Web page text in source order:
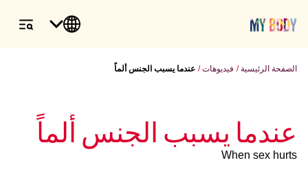
الصفحة الرئيسية فيديوهات عندما يسبب الجنس ألماً
عندما يسبب الجنس ألماً
When sex hurts